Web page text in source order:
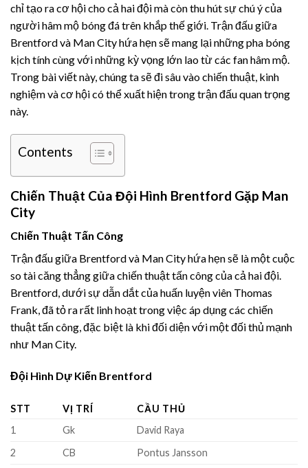
chỉ tạo ra cơ hội cho cả hai đội mà còn thu hút sự chú ý của
người hâm mộ bóng đá trên khắp thế giới. Trận đấu giữa
Brentford và Man City hứa hẹn sẽ mang lại những pha bóng
kịch tính cùng với những kỳ vọng lớn lao từ các fan hâm mộ.
Trong bài viết này, chúng ta sẽ đi sâu vào chiến thuật, kinh
nghiệm và cơ hội có thể xuất hiện trong trận đấu quan trọng
này.
Contents
Chiến Thuật Của Đội Hình Brentford Gặp Man
City
Chiến Thuật Tấn Công
Trận đấu giữa Brentford và Man City hứa hẹn sẽ là một cuộc
so tài căng thẳng giữa chiến thuật tấn công của cả hai đội.
Brentford, dưới sự dẫn dắt của huấn luyện viên Thomas
Frank, đã tỏ ra rất linh hoạt trong việc áp dụng các chiến
thuật tấn công, đặc biệt là khi đối diện với một đối thủ mạnh
như Man City.
Đội Hình Dự Kiến Brentford
STT VỊ TRÍ
CẦU THỦ
1
Gk
David Raya
2
CB
Pontus Jansson